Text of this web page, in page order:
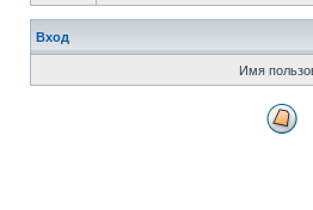
Вход
Имя